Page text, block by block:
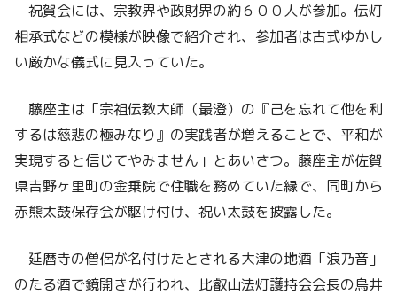
祝賀会には、宗教界や政財界の約６００人が参加。伝灯
相承式などの模様が映像で紹介され、参加者は古式ゆかし
い厳かな儀式に見入っていた。
藤座主は「宗祖伝教大師（最澄）の『己を忘れて他を利
するは慈悲の極みなり』の実践者が増えることで、平和が
実現すると信じてやみません」とあいさつ。藤座主が佐賀
県吉野ヶ里町の金乗院で住職を務めていた縁で、同町から
赤熊太鼓保存会が駆け付け、祝い太鼓を披露した。
延暦寺の僧侶が名付けたとされる大津の地酒「浪乃音」
のたる酒で鏡開きが行われ、比叡山法灯護持会会長の鳥井